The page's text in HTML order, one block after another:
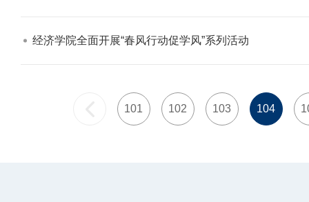
经济学院全面开展“春风行动促学风”系列活动​
101 102 103 104